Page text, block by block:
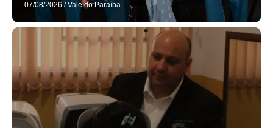
07/08/2026 / Vale do Paraíba